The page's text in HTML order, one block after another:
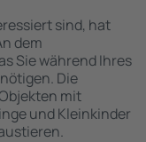
sind, hat
dem
Sie während Ihres
Die
mit
und Kleinkinder